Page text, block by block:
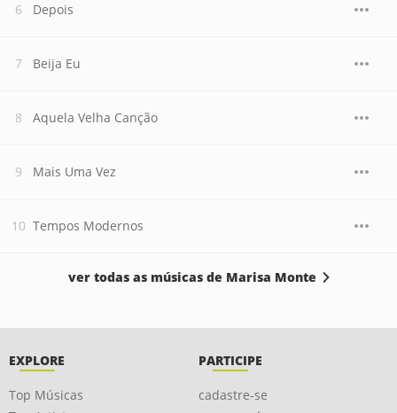
Depois
Beija Eu
Aquela Velha Canção
Mais Uma Vez
Tempos Modernos
ver todas as músicas de Marisa Monte
EXPLORE
Top Músicas
PARTICIPE
cadastre-se